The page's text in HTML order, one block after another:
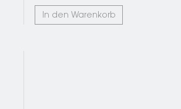
In den Warenkorb